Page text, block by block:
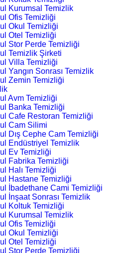
Kurumsal Temizlik
Ofis Temizliği
Okul Temizliği
Otel Temizliği
Stor Perde Temizliği
Temizlik Şirketi
Villa Temizliği
Yangın Sonrası Temizlik
Zemin Temizliği
Avm Temizliği
Banka Temizliği
Cafe Restoran Temizliği
Cam Silimi
Dış Cephe Cam Temizliği
Endüstriyel Temizlik
Ev Temizliği
Fabrika Temizliği
Halı Temizliği
Hastane Temizliği
İbadethane Cami Temizliği
İnşaat Sonrası Temizlik
Koltuk Temizliği
Kurumsal Temizlik
Ofis Temizliği
Okul Temizliği
Otel Temizliği
Stor Perde Temizliği